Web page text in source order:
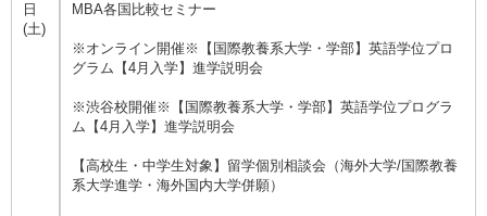
日
(土)
MBA各国比較セミナー
※オンライン開催※【国際教養系大学・学部】英語学位プロ
グラム【4月入学】進学説明会
※渋谷校開催※【国際教養系大学・学部】英語学位プログラ
ム【4月入学】進学説明会
【高校生・中学生対象】留学個別相談会（海外大学/国際教養
系大学進学・海外国内大学併願）